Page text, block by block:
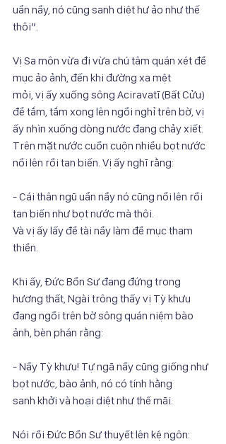
uẩn nầy, nó cũng sanh diệt hư ảo như thế
thôi”.
Vị Sa môn vừa đi vừa chú tâm quán xét đề
mục ảo ảnh, đến khi đường xa mệt
mỏi, vị ấy xuống sông Aciravatī (Bất Cửu)
để tắm, tắm xong lên ngồi nghỉ trên bờ, vị
ấy nhìn xuống dòng nước đang chảy xiết.
Trên mặt nước cuồn cuộn nhiều bọt nước
nổi lên rồi tan biến. Vị ấy nghĩ rằng:
- Cái thân ngũ uẩn nầy nó cũng nổi lên rồi
tan biến như bọt nước mà thôi.
Và vị ấy lấy đề tài nầy làm đề mục tham
thiền.
Khi ấy, Đức Bổn Sư đang đứng trong
hương thất, Ngài trông thấy vị Tỳ khưu
đang ngồi trên bờ sông quán niệm bào
ảnh, bèn phán rằng:
- Nầy Tỳ khưu! Tự ngã nầy cũng giống như
bọt nước, bào ảnh, nó có tính hằng
sanh khởi và hoại diệt như thế mãi.
Nói rồi Đức Bổn Sư thuyết lên kệ ngôn: